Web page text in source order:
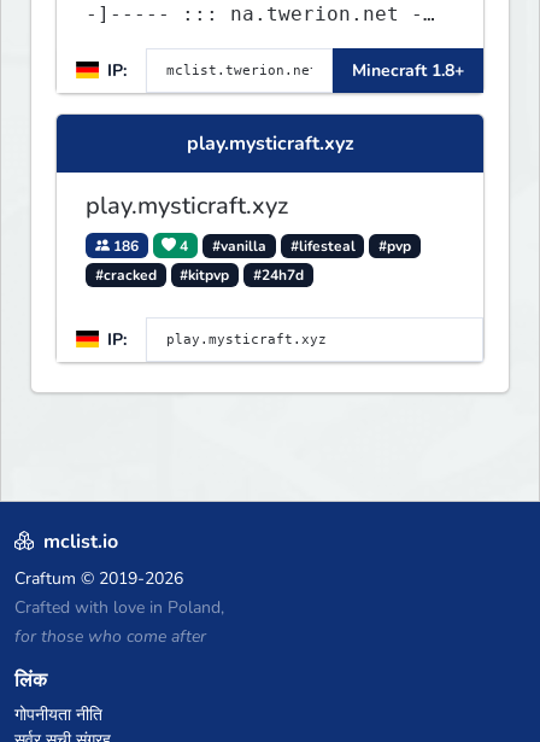
-]----- ::: na.twerion.net -
eu.twerion.net -
as.twerion.net :::
IP: Minecraft 1.8+
play.mysticraft.xyz
play.mysticraft.xyz
186 4 #vanilla #lifesteal
#pvp
#cracked
#kitpvp #24h7d
IP:
mclist.io
Craftum © 2019-2026
Crafted with love in Poland,
for those who come after
लिंक
गोपनीयता नीति